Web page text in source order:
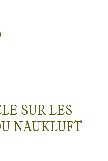
SUR LES
NAUKLUFT